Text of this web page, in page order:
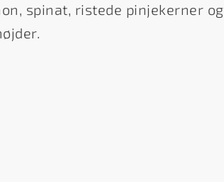
spinat, ristede pinjekerner og